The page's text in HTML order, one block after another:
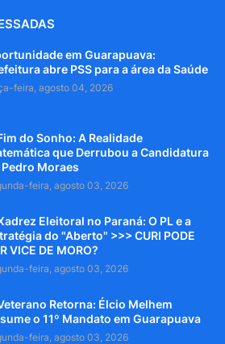
em Guarapuava:
abre PSS para a área da Saúde
feira, agosto 04, 2026
do Sonho: A Realidade
que Derrubou a Candidatura
Moraes
feira, agosto 03, 2026
Eleitoral no Paraná: O PL e a
do "Aberto" >>> CURI PODE
VICE DE MORO?
feira, agosto 03, 2026
Retorna: Élcio Melhem
o 11º Mandato em Guarapuava
feira, agosto 03, 2026